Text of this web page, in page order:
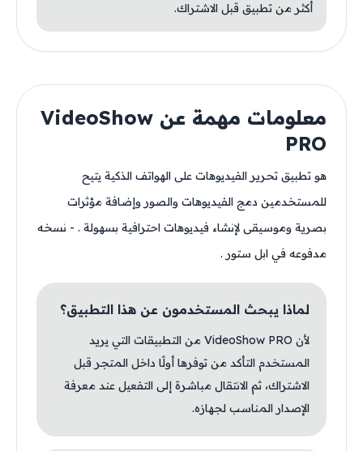
أكثر من تطبيق قبل الاشتراك.
معلومات مهمة عن VideoShow
PRO
هو تطبيق تحرير الفيديوهات على الهواتف الذكية يتيح
للمستخدمين دمج الفيديوهات والصور وإضافة مؤثرات
بصرية وموسيقى لإنشاء فيديوهات احترافية بسهولة . - نسخه
مدفوعه في ابل ستور .
لماذا يبحث المستخدمون عن هذا التطبيق؟
لأن VideoShow PRO من التطبيقات التي يريد
المستخدم التأكد من توفرها أولًا داخل المتجر قبل
الاشتراك، ثم الانتقال مباشرة إلى التفعيل عند معرفة
الإصدار المناسب لجهازه.